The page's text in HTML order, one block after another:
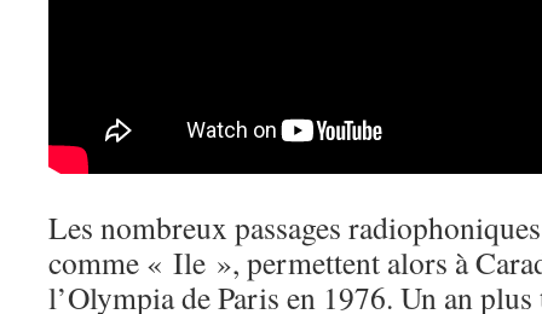
Les nombreux passages
comme « Ile », permettent alors à
l’Olympia de Paris en 1976. Un an